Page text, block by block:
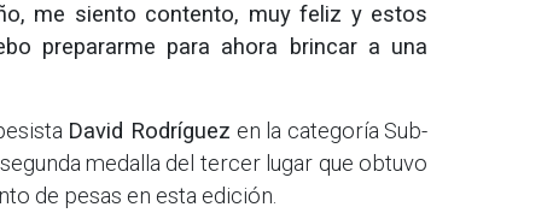
me siento contento, muy feliz y estos
prepararme para ahora brincar a una
David Rodríguez en la categoría Sub-
medalla del tercer lugar que obtuvo
de pesas en esta edición.